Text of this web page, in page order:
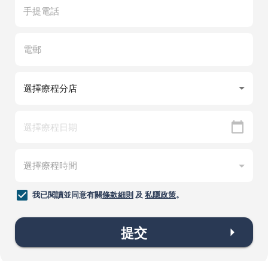
我已閱讀並同意有關條款細則及 私隱政策。
提交